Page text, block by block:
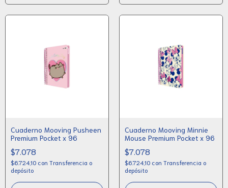
Cuaderno Mooving Pusheen
Premium Pocket x 96
$7.078
$6.724,10 con Transferencia o
depósito
Cuaderno Mooving Minnie
Mouse Premium Pocket x 96
$7.078
$6.724,10 con Transferencia o
depósito